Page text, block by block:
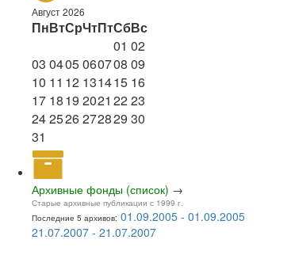
Август 2026
ПнВтСрЧтПтСбВс
01 02
03 0405060708 09
10 11 12 131415 16
17 1819 2021 2223
242526272829 30
31
Архивные фонды (список) →
Старые архивные публикации с 1999 г.
Последние 5 архивов: 01.09.2005 - 01.09.2005
21.07.2007 - 21.07.2007